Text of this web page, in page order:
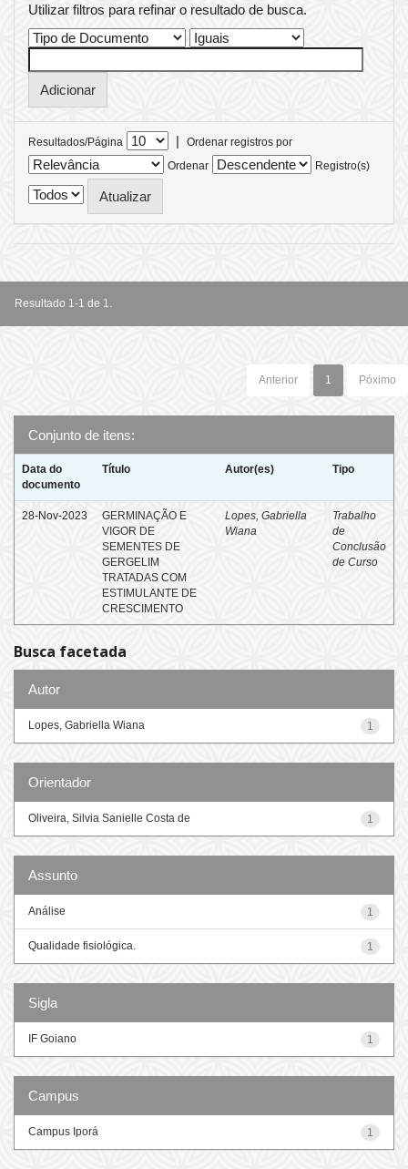
Utilizar filtros para refinar o resultado de busca.
Resultados/Página |
Ordenar registros por
Ordenar
Registro(s)
Resultado 1-1 de 1.
Anterior 1 Póximo
Conjunto de itens:
Data do
documento
Título Autor(es) Tipo
28-Nov-2023
GERMINAÇÃO E
VIGOR DE
SEMENTES DE
GERGELIM
TRATADAS COM
ESTIMULANTE DE
CRESCIMENTO
Lopes, Gabriella
Wiana
Trabalho
de
Conclusão
de Curso
Busca facetada
Autor
1
Lopes, Gabriella Wiana
Orientador
1
Oliveira, Silvia Sanielle Costa de
Assunto
1
Análise
1
Qualidade fisiológica.
Sigla
1
IF Goiano
Campus
1
Campus Iporá